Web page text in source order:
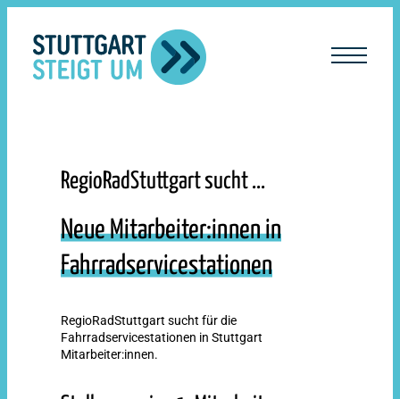
RegioRadStuttgart sucht ...
Neue Mitarbeiter:innen in
Fahrradservicestationen
RegioRadStuttgart sucht für die
Fahrradservicestationen in Stuttgart
Mitarbeiter:innen.